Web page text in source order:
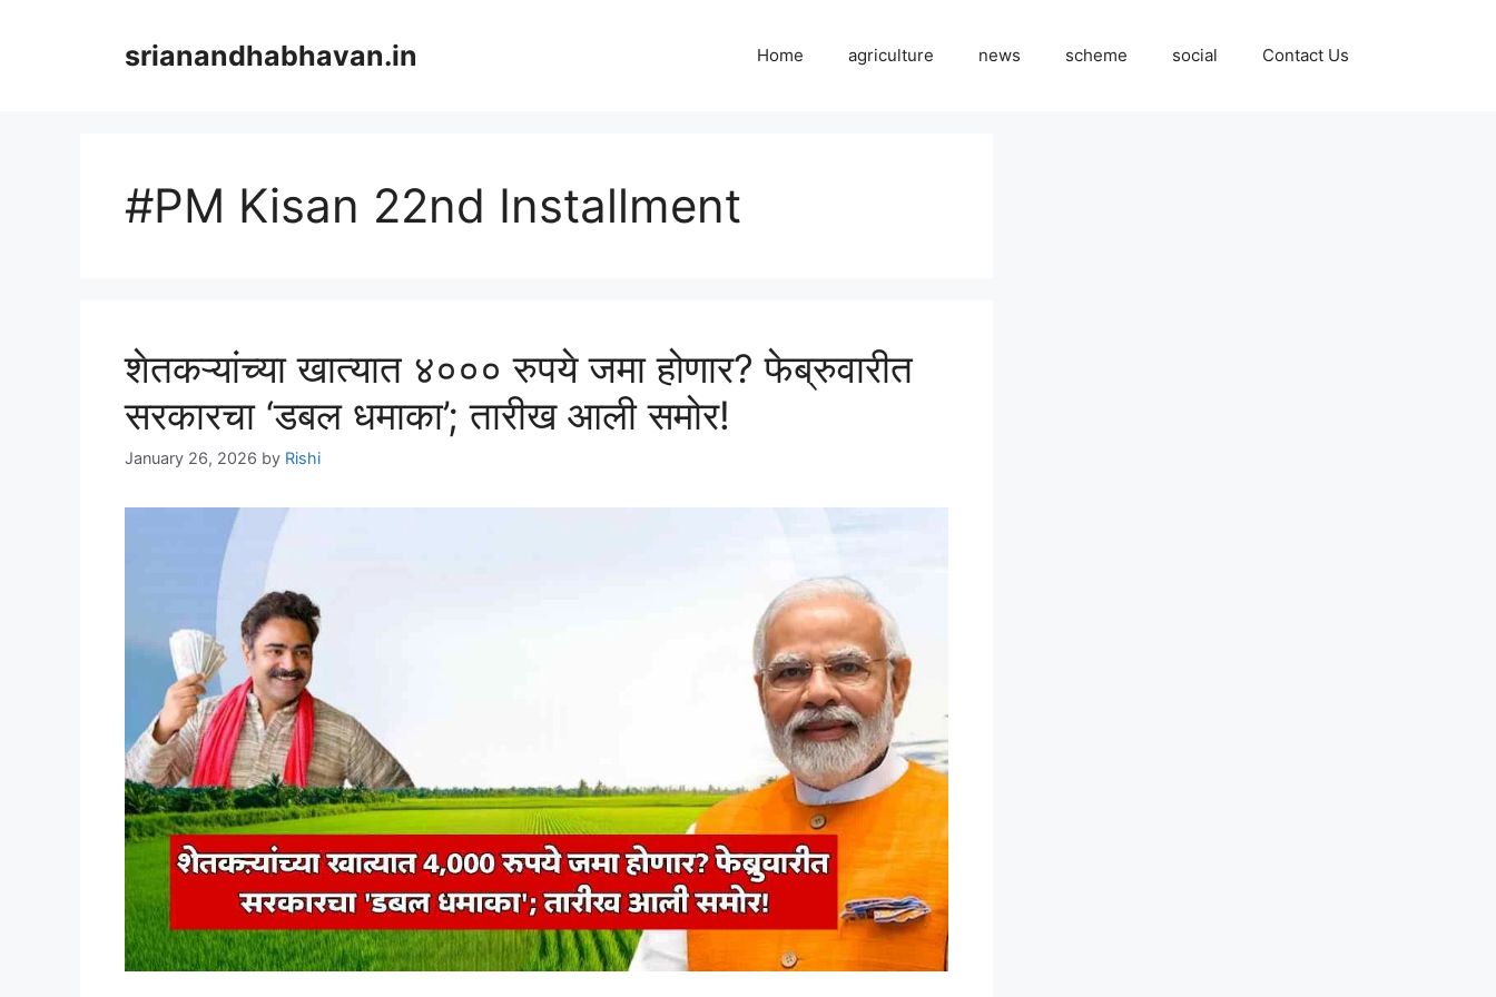
srianandhabhavan.in Home agriculture news scheme social Contact Us
#PM Kisan 22nd Installment
शेतकऱ्यांच्या खात्यात ४००० रुपये जमा होणार? फेब्रुवारीत
सरकारचा ‘डबल धमाका’; तारीख आली समोर!
January 26, 2026 by Rishi